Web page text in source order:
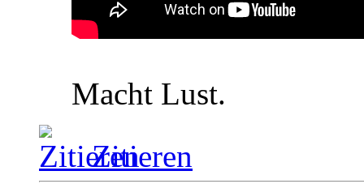
Macht Lust.
Zitieren